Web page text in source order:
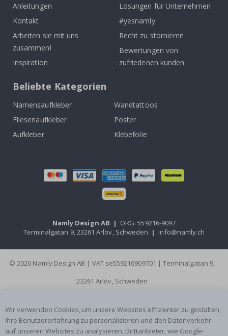
Anleitungen
Kontakt
Arbeiten sie mit uns
zusammen!
Inspiration
Lösungen für Unternehmen
#yesnamly
Recht zu stornieren
Bewertungen von
zufriedenen kunden
Beliebte Kategorien
Namensaufkleber
Wandtattoos
Fliesenaufkleber
Poster
Aufkleber
Klebefolie
Namly Design AB | ORG: 559216-9097
Terminalgatan 9, 23261 Arlöv, Schweden | info@namly.ch
© 2026 Namly Design AB | VAT se559216909701 | Terminalgatan 9,
23261 Arlöv, Schweden
Wir verwenden Cookies, um unsere Websites effizienter zu gestalten,
Ihre Benutzererfahrung zu personalisieren und den Datenverkehr
auf unseren Websites zu analysieren. Drittanbieter, wie Google-